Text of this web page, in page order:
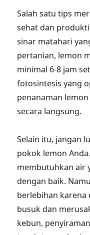
Salah satu tips
sehat dan
sinar matahari
pertanian, lemon
minimal 6-8 jam
fotosintesis yang
penanaman
secara langsung.
Selain itu, jangan
pokok lemon
membutuhkan air
dengan baik.
berlebihan karena
busuk dan
kebun,